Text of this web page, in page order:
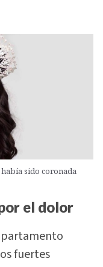
sido coronada
el dolor
fuertes